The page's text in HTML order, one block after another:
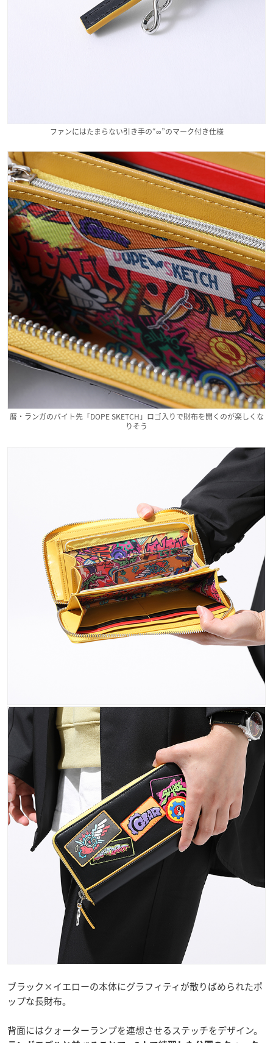
ファンにはたまらない引き手の“∞”のマーク付き仕様
暦・ランガのバイト先「DOPE SKETCH」ロゴ入りで財布を開くのが楽しくな
りそう
ブラック×イエローの本体にグラフィティが散りばめられたポ
ップな長財布。
背面にはクォーターランプを連想させるステッチをデザイン。